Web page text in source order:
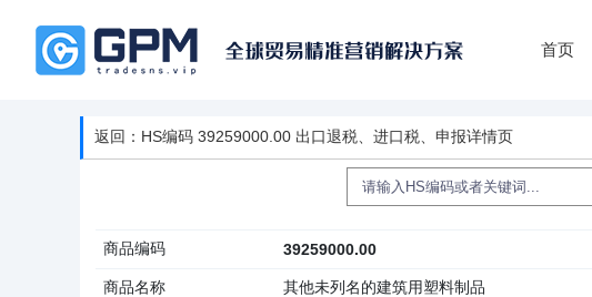
首页
返回：HS编码 39259000.00 出口退税、进口税、申报详情页
商品编码 39259000.00
商品名称 其他未列名的建筑用塑料制品